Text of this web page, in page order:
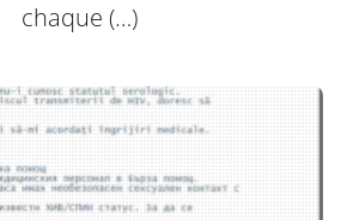
chaque (…)